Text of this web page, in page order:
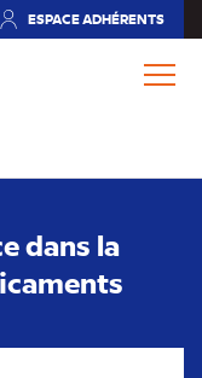
ESPACE ADHÉRENTS
(NOUVEL
dans la